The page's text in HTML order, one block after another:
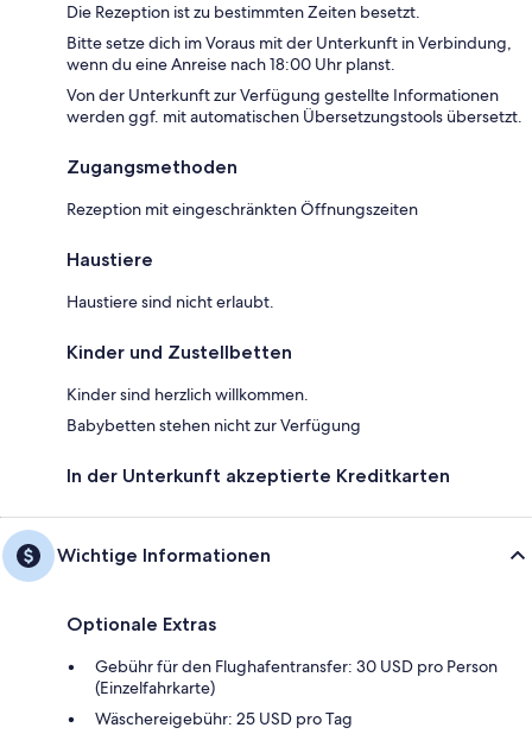
Die Rezeption ist zu bestimmten Zeiten besetzt.
Bitte setze dich im Voraus mit der Unterkunft in Verbindung,
wenn du eine Anreise nach 18:00 Uhr planst.
Von der Unterkunft zur Verfügung gestellte Informationen
werden ggf. mit automatischen Übersetzungstools übersetzt.
Zugangsmethoden
Rezeption mit eingeschränkten Öffnungszeiten
Haustiere
Haustiere sind nicht erlaubt.
Kinder und Zustellbetten
Kinder sind herzlich willkommen.
Babybetten stehen nicht zur Verfügung
In der Unterkunft akzeptierte Kreditkarten
Wichtige Informationen
Optionale Extras
Gebühr für den Flughafentransfer: 30 USD pro Person
(Einzelfahrkarte)
Wäschereigebühr: 25 USD pro Tag